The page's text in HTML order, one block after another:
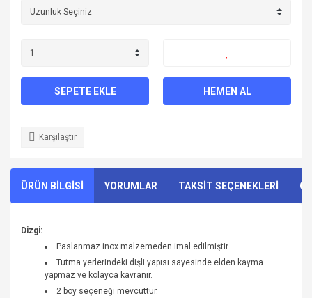
SEPETE EKLE HEMEN AL
Karşılaştır
ÜRÜN BİLGİSİ YORUMLAR TAKSİT SEÇENEKLERİ
Dizgi:
Paslanmaz inox malzemeden imal edilmiştir.
Tutma yerlerindeki dişli yapısı sayesinde elden kayma
yapmaz ve kolayca kavranır.
2 boy seçeneği mevcuttur.